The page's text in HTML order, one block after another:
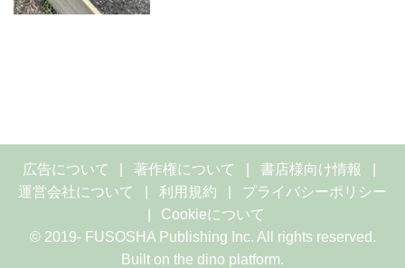
広告について 著作権について
書店様向け情報
運営会社について
利用規約
プライバシーポリシー
Cookieについて
© 2019- FUSOSHA Publishing Inc. All rights reserved.
Built on the dino platform.